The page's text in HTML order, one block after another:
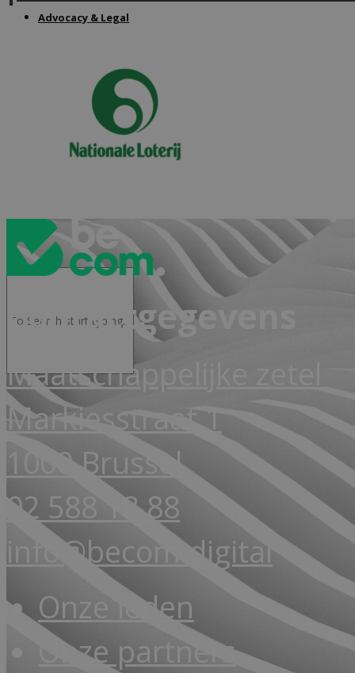
Advocacy & Legal
Contactgegevens
Maatschappelijke zetel
Markiesstraat 1
1000 Brussel
02 588 18 88
info@becom.digital
Onze leden
Onze partners